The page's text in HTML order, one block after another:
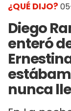
¿QUÉ DIJO?
Diego
enteró
nunca